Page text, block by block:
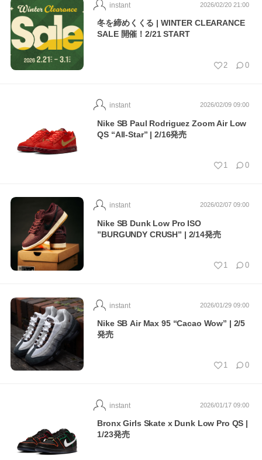
2026/02/20 21:00
instant
冬を締めくくる | WINTER CLEARANCE
SALE 開催！2/21 START
2 0
2026/02/09 09:00
instant
Nike SB Paul Rodriguez Zoom Air Low
QS “All-Star” | 2/16発売
1 0
2026/02/07 09:00
instant
Nike SB Dunk Low Pro ISO
”BURGUNDY CRUSH” | 2/14発売
1 0
2026/01/29 09:00
instant
Nike SB Air Max 95 “Cacao Wow” | 2/5
発売
1 0
2026/01/17 09:00
instant
Bronx Girls Skate x Dunk Low Pro QS |
1/23発売